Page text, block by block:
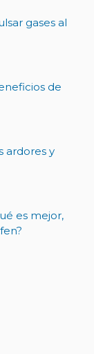
gases al
de
ardores y
es mejor,